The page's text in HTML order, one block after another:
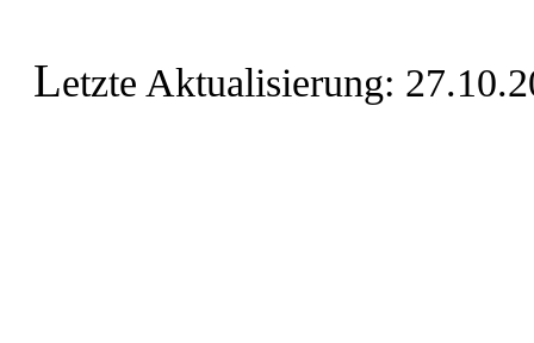
Letzte Aktualisierung: